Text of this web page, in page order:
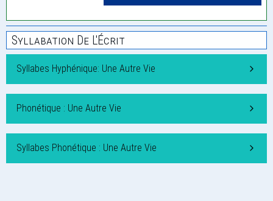
Syllabation De L'Écrit
Syllabes Hyphénique: Une Autre Vie
Phonétique : Une Autre Vie
Syllabes Phonétique : Une Autre Vie